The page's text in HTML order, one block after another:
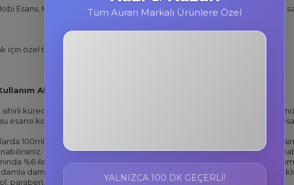
Hobi Esans, Mum, Sabun, Oda Kokusu 500 ML şişede gelmektedir. Şişemiz
özel tasarlanmıştır.
Alanları:
kürede esans solüsyonu, hava nemlendiricilerde esans koku, yer
esansı koku yağı, bambu oda kokusu esansı, oto kokusu esansı, sabun
100ml su için 3-5 damla damlatarak kullanabilirsiniz.
Çamaşır
Mum yapımında %6 ila %10 oranında auran esansiyel yağ
%6 ila %10 oranında auran esansiyel yağ kullanabilirsiniz.Parfüm
damlatarak kullanabilirsiniz. Ürünümüz saf'tır seyreltilmemiştir. 6
paraben, sülfat, sles, sls, sentetik boya ve koruyucu içermez.
Tüm Auran Markalı Ürünlere Özel
YALNIZCA 100 DK GEÇERLI!